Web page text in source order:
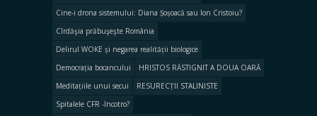
Cine-i drona sistemului: Diana Șoșoacă sau Ion Cristoiu?
Cîrdăşia prăbuşeşte România
Delirul WOKE și negarea realității biologice
Democrația bocancului
HRISTOS RĂSTIGNIT A DOUA OARĂ
Meditațiile unui secui
RESURECȚII STALINISTE
Spitalele CFR -încotro?